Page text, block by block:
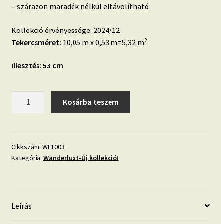
– szárazon maradék nélkül eltávolítható
Kollekció érvényessége: 2024/12
Tekercsméret: 10,05 m x 0,53 m=5,32 m2
Illesztés: 53 cm
hatású
vlies
Kosárba teszem
Cikkszám: WL1003
Kategória: Wanderlust-Új kollekció!
Leírás